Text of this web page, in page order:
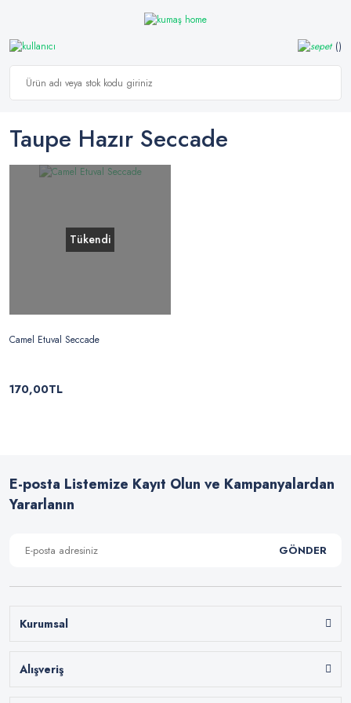
Taupe Hazır Seccade
Tükendi
Camel Etuval Seccade
170,00TL
E-posta Listemize Kayıt Olun ve Kampanyalardan
Yararlanın
GÖNDER
Kurumsal
Alışveriş